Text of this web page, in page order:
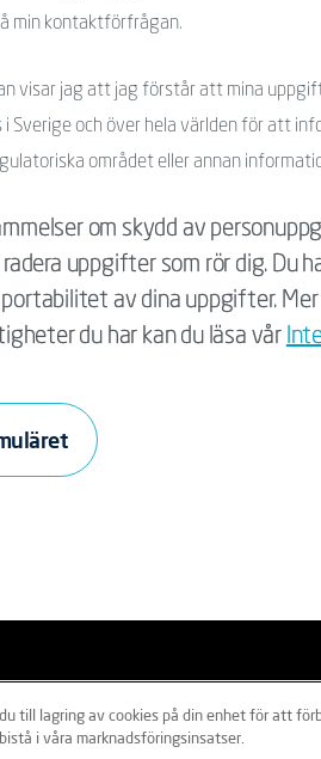
min kontaktförfrågan.
visar jag att jag förstår att mina
Sverige och över hela världen för att
området eller annan
om skydd av
uppgifter som rör dig. Du
av dina uppgifter. Mer
du har kan du läsa vår
till lagring av cookies på din enhet för att
i våra marknadsföringsinsatser.